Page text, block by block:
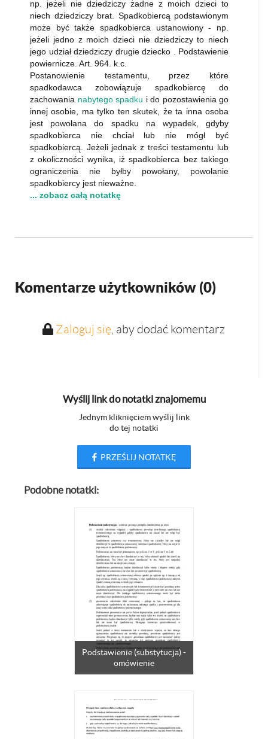
np. jeżeli nie dziedziczy żadne z moich dzieci to
niech dziedziczy brat. Spadkobiercą podstawionym
może być także spadkobierca ustanowiony - np.
jeżeli jedno z moich dzieci nie dziedziczy to niech
jego udział dziedziczy drugie dziecko . Podstawienie
powiernicze. Art. 964. k.c.
Postanowienie testamentu, przez które
spadkodawca zobowiązuje spadkobiercę do
zachowania nabytego spadku i do pozostawienia go
innej osobie, ma tylko ten skutek, że ta inna osoba
jest powołana do spadku na wypadek, gdyby
spadkobierca nie chciał lub nie mógł być
spadkobiercą. Jeżeli jednak z treści testamentu lub
z okoliczności wynika, iż spadkobierca bez takiego
ograniczenia nie byłby powołany, powołanie
spadkobiercy jest nieważne.
... zobacz całą notatkę
Komentarze użytkowników (0)
Zaloguj się, aby dodać komentarz
Wyślij link do notatki znajomemu
Jednym kliknięciem wyślij link
do tej notatki
PRZEŚLIJ NOTATKĘ
Podobne notatki:
Podstawienie (substytucja) -
omówienie